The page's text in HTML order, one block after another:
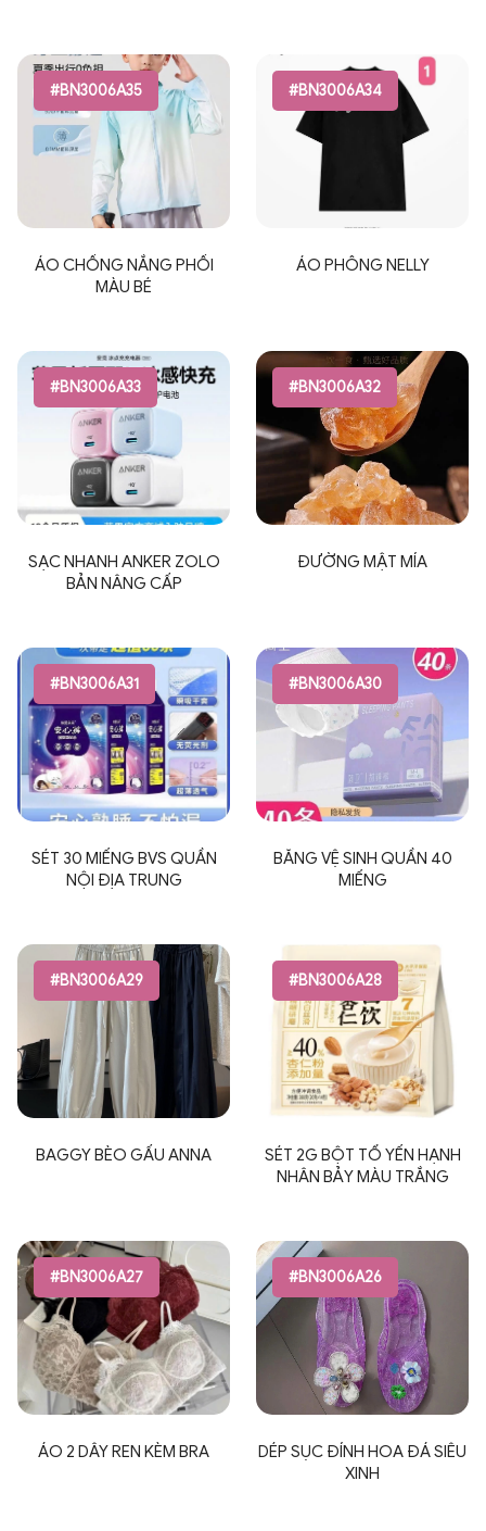
#BN3006A35
ÁO CHỐNG NẮNG PHỐI
MÀU BÉ
#BN3006A34
ÁO PHÔNG NELLY
#BN3006A33
SẠC NHANH ANKER ZOLO
BẢN NÂNG CẤP
#BN3006A32
ĐƯỜNG MẬT MÍA
#BN3006A31
SÉT 30 MIẾNG BVS QUẦN
NỘI ĐỊA TRUNG
#BN3006A30
BĂNG VỆ SINH QUẦN 40
MIẾNG
#BN3006A29
BAGGY BÈO GẤU ANNA
#BN3006A28
SÉT 2G BỘT TỔ YẾN HẠNH
NHÂN BẢY MÀU TRẮNG
#BN3006A27
ÁO 2 DÂY REN KÈM BRA
#BN3006A26
DÉP SỤC ĐÍNH HOA ĐÁ SIÊU
XINH